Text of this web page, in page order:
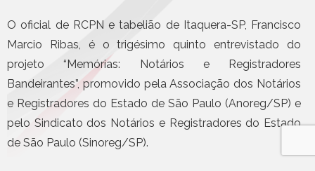
O oficial de RCPN e tabelião de Itaquera-SP, Francisco
Marcio Ribas, é o trigésimo quinto entrevistado do
projeto “Memórias: Notários e Registradores
Bandeirantes”, promovido pela Associação dos Notários
e Registradores do Estado de São Paulo (Anoreg/SP) e
pelo Sindicato dos Notários e Registradores do Estado
de São Paulo (Sinoreg/SP).